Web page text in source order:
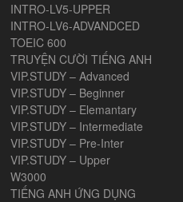
INTRO-LV5-UPPER
INTRO-LV6-ADVANDCED
TOEIC 600
TRUYỆN CƯỜI TIẾNG ANH
VIP.STUDY – Advanced
VIP.STUDY – Beginner
VIP.STUDY – Elemantary
VIP.STUDY – Intermediate
VIP.STUDY – Pre-Inter
VIP.STUDY – Upper
W3000
TIẾNG ANH ỨNG DỤNG